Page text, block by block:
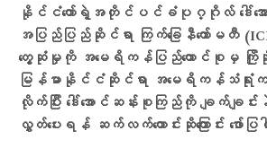
နိုင်ငံတော်ရဲ့အတိုင်ပင်ခံပုဂ္ဂိုလ် ဒေါ်အ
အပြည်ပြည်ဆိုင်ရာ ကြက်ခြေနီကော်မတီ
တွေ့ဆုံမှုကို အမေရိကန်ပြည်ထောင်စုမှ ကြိုဆိုက
မြန်မာနိုင်ငံဆိုင်ရာ အမေရိကန်သံရုံး
လိုက်ပြီး ဒေါ်အောင်ဆန်းစုကြည်ကို ချက်ချ
လွှတ်ပေးရန် ဆက်လက်တောင်းဆိုကြောင်း ဖော်ပ